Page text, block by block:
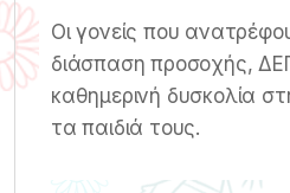
Οι γονείς που
διάσπαση προσοχής,
καθημερινή δυσκολία
τα παιδιά τους.